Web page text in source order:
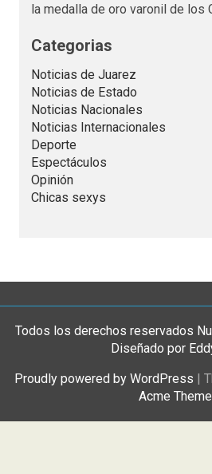
la medalla de oro varonil de los
Categorias
Noticias de Juarez
Noticias de Estado
Noticias Nacionales
Noticias Internacionales
Deporte
Espectáculos
Opinión
Chicas sexys
Todos los derechos reservados
Diseñado por
Proudly powered by WordPress |
Acme